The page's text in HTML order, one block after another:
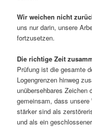
Wir weichen nicht
uns nur darin, unsere
fortzusetzen.
Die richtige Zeit
Prüfung ist die gesamte
Logengrenzen hinweg
unübersehbares Zeichen
gemeinsam, dass
stärker sind als
und als ein